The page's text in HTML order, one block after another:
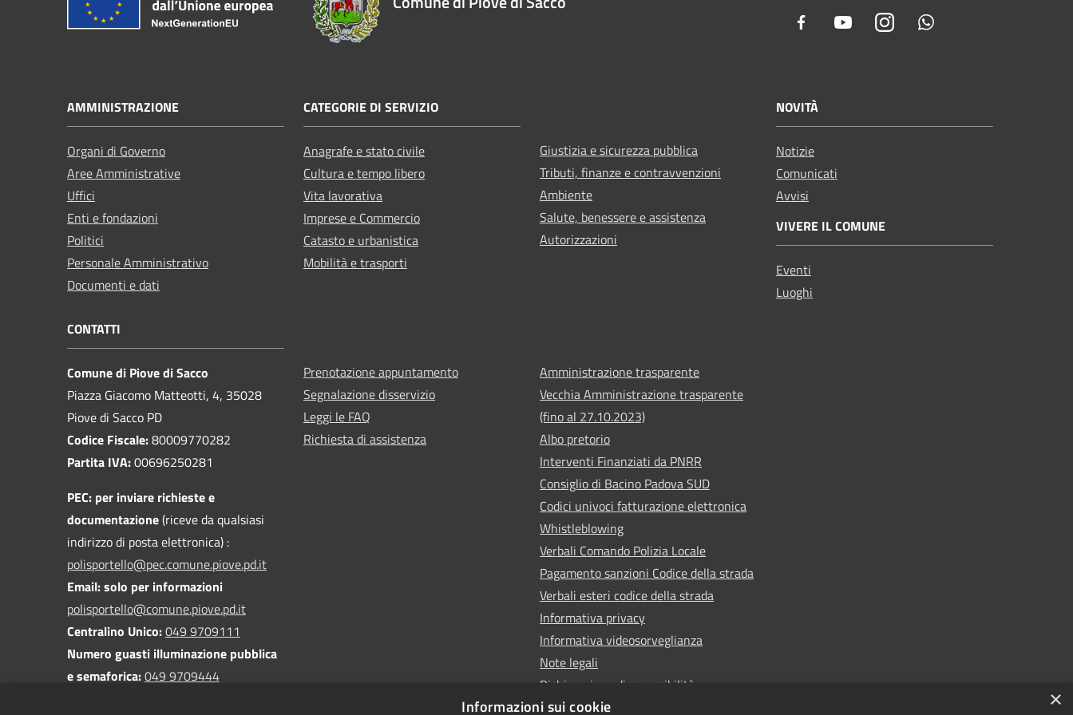
Facebook YoutubeInstagram
AMMINISTRAZIONE
Organi di Governo
Aree Amministrative
Uffici
Enti e fondazioni
Politici
Personale Amministrativo
Documenti e dati
CATEGORIE DI SERVIZIO
Anagrafe e stato civile
Cultura e tempo libero
Vita lavorativa
Imprese e Commercio
Catasto e urbanistica
Mobilità e trasporti
Giustizia e sicurezza pubblica
Tributi, finanze e contravvenzioni
Ambiente
Salute, benessere e assistenza
Autorizzazioni
NOVITÀ
Notizie
Comunicati
Avvisi
VIVERE IL COMUNE
Eventi
Luoghi
CONTATTI
Comune di Piove di Sacco
Piazza Giacomo Matteotti, 4, 35028
Piove di Sacco PD
Codice Fiscale:80009770282
Partita IVA:00696250281
PEC: per inviare richieste e
documentazione(riceve da qualsiasi
indirizzo di posta elettronica) :
polisportello@pec.comune.piove.pd.it
Email: solo per informazioni
polisportello@comune.piove.pd.it
Centralino Unico:049 9709111
Numero guasti illuminazione pubblica
e semaforica:049 9709444
Prenotazione appuntamento
Segnalazione disservizio
Leggi le FAQ
Richiesta di assistenza
Amministrazione trasparente
Vecchia Amministrazione trasparente
(fino al 27.10.2023)
Albo pretorio
Interventi Finanziati da PNRR
Consiglio di Bacino Padova SUD
Codici univoci fatturazione elettronica
Whistleblowing
Verbali Comando Polizia Locale
Pagamento sanzioni Codice della strada
Verbali esteri codice della strada
Informativa privacy
Informativa videosorveglianza
Note legali
Dichiarazione di accessibilità
Obiettivi di accessibilità
×
Informazioni sui cookie